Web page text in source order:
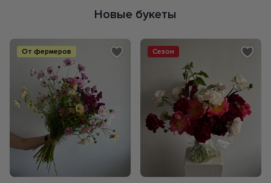
Новые букеты
От фермеров Сезон